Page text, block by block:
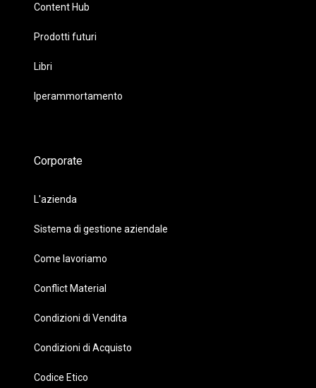
Content Hub
Prodotti futuri
Libri
Iperammortamento
Corporate
L'azienda
Sistema di gestione aziendale
Come lavoriamo
Conflict Material
Condizioni di Vendita
Condizioni di Acquisto
Codice Etico